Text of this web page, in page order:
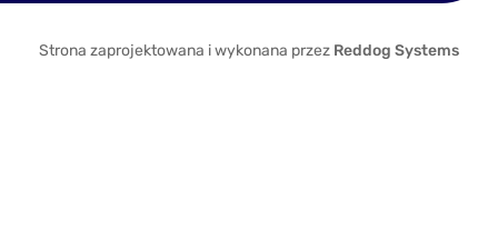
Strona zaprojektowana i wykonana przez Reddog Systems